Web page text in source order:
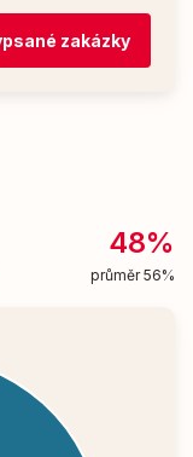
zakázky
48%
průměr 56%